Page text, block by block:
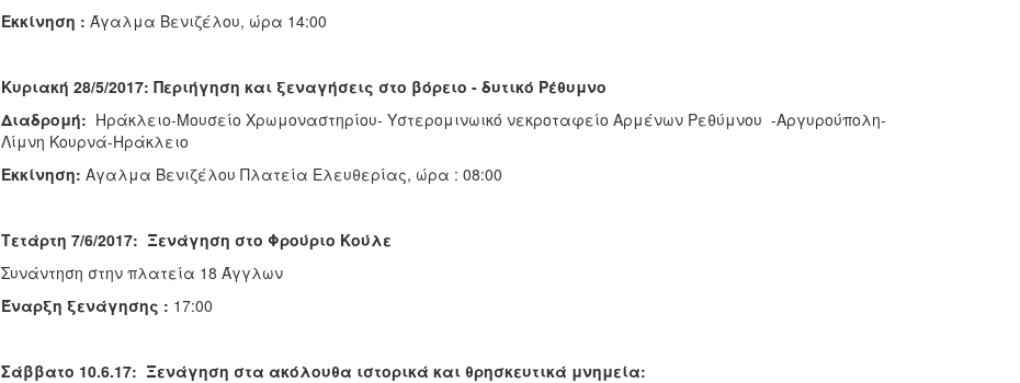
Εκκίνηση : Άγαλμα Βενιζέλου, ώρα 14:00
Κυριακή 28/5/2017: Περιήγηση και ξεναγήσεις στο βόρειο - δυτικό Ρέθυμνο
Διαδρομή: Ηράκλειο-Μουσείο Χρωμοναστηρίου- Υστερομινωικό νεκροταφείο Αρμένων Ρεθύμνου -Αργυρούπολη-
Λίμνη Κουρνά-Ηράκλειο
Εκκίνηση: Αγαλμα Βενιζέλου Πλατεία Ελευθερίας, ώρα : 08:00
Τετάρτη 7/6/2017: Ξενάγηση στο Φρούριο Κούλε
Συνάντηση στην πλατεία 18 Άγγλων
Έναρξη ξενάγησης : 17:00
Σάββατο 10.6.17: Ξενάγηση στα ακόλουθα ιστορικά και θρησκευτικά μνημεία: